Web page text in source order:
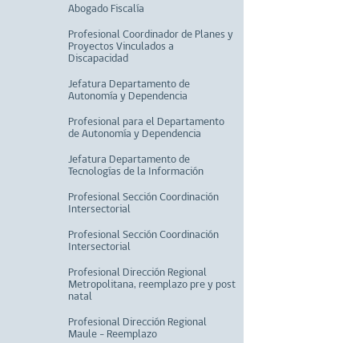
Abogado Fiscalía
Profesional Coordinador de Planes y
Proyectos Vinculados a
Discapacidad
Jefatura Departamento de
Autonomía y Dependencia
Profesional para el Departamento
de Autonomía y Dependencia
Jefatura Departamento de
Tecnologías de la Información
Profesional Sección Coordinación
Intersectorial
Profesional Sección Coordinación
Intersectorial
Profesional Dirección Regional
Metropolitana, reemplazo pre y post
natal
Profesional Dirección Regional
Maule - Reemplazo